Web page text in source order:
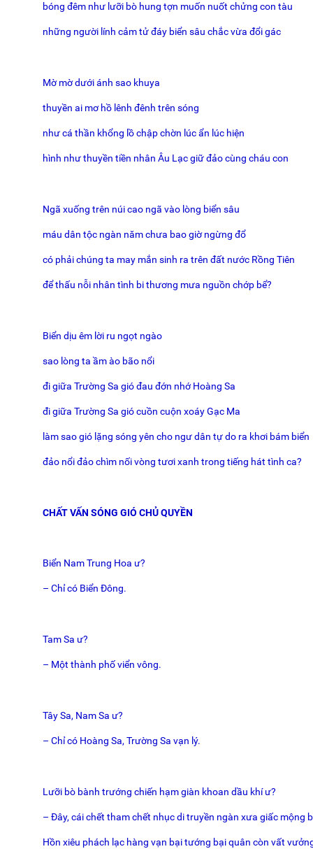
bóng đêm như lưỡi bò hung tợn muốn nuốt chửng con tàu
những người lính cảm tử đáy biển sâu chắc vừa đổi gác
Mờ mờ dưới ánh sao khuya
thuyền ai mơ hồ lênh đênh trên sóng
như cá thần khổng lồ chập chờn lúc ẩn lúc hiện
hình như thuyền tiền nhân Âu Lạc giữ đảo cùng cháu con
Ngã xuống trên núi cao ngã vào lòng biển sâu
máu dân tộc ngàn năm chưa bao giờ ngừng đổ
có phải chúng ta may mắn sinh ra trên đất nước Rồng Tiên
để thấu nỗi nhân tình bi thương mưa nguồn chớp bể?
Biển dịu êm lời ru ngọt ngào
sao lòng ta ầm ào bão nổi
đi giữa Trường Sa gió đau đớn nhớ Hoàng Sa
đi giữa Trường Sa gió cuồn cuộn xoáy Gạc Ma
làm sao gió lặng sóng yên cho ngư dân tự do ra khơi bám biển
đảo nổi đảo chìm nối vòng tươi xanh trong tiếng hát tình ca?
CHẤT VẤN SÓNG GIÓ CHỦ QUYỀN
Biển Nam Trung Hoa ư?
– Chỉ có Biển Đông.
Tam Sa ư?
– Một thành phố viển vông.
Tây Sa, Nam Sa ư?
– Chỉ có Hoàng Sa, Trường Sa vạn lý.
Lưỡi bò bành trướng chiến hạm giàn khoan dầu khí ư?
– Đây, cái chết tham chết nhục di truyền ngàn xưa giấc mộng
Hồn xiêu phách lạc hàng vạn bại tướng bại quân còn vất